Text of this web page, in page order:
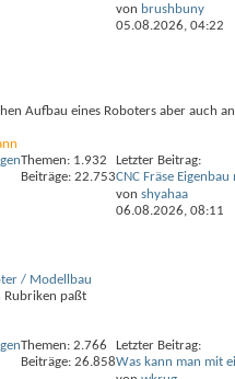
von brushbuny
05.08.2026, 04:22
Aufbau eines Roboters aber auch
Themen: 1.932
Beiträge: 22.753
Letzter Beitrag:
CNC Fräse
von shyahaa
06.08.2026, 08:11
/ Modellbau
Rubriken paßt
Themen: 2.766
Beiträge: 26.858
Letzter Beitrag:
Was kann man mit